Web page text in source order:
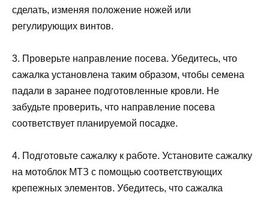
сделать, изменяя положение ножей или
регулирующих винтов.
3. Проверьте направление посева. Убедитесь, что
сажалка установлена таким образом, чтобы семена
падали в заранее подготовленные кровли. Не
забудьте проверить, что направление посева
соответствует планируемой посадке.
4. Подготовьте сажалку к работе. Установите сажалку
на мотоблок МТЗ с помощью соответствующих
крепежных элементов. Убедитесь, что сажалка